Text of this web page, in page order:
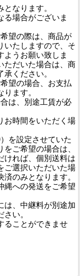
なります。
る場合がございま
望の際は、商品が
いたしますので、そ
ようお願い致しま
ただいた場合は、商
ください。
望の場合、お支払
ます。
は、別途工賃が必
お時間をいただく場
を設定させていた
ご希望の場合は、
ければ、個別送料は
ご選択いただいた場
のみとなります。
縄への発送をご希望
は、中継料が別途加
い。
ることができませ